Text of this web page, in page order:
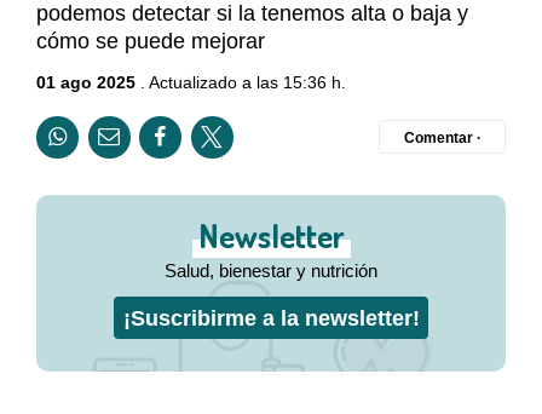
podemos detectar si la tenemos alta o baja y
cómo se puede mejorar
01 ago 2025 . Actualizado a las 15:36 h.
Comentar ·
Newsletter
Salud, bienestar y nutrición
¡Suscribirme a la newsletter!